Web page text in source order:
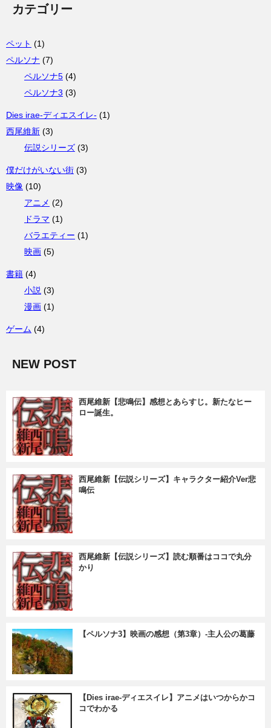
カテゴリー
ペット (1)
ペルソナ (7)
ペルソナ5 (4)
ペルソナ3 (3)
Dies irae-ディエスイレ- (1)
西尾維新 (3)
伝説シリーズ (3)
僕だけがいない街 (3)
映像 (10)
アニメ (2)
ドラマ (1)
バラエティー (1)
映画 (5)
書籍 (4)
小説 (3)
漫画 (1)
ゲーム (4)
NEW POST
西尾維新【悲鳴伝】感想とあらすじ。新たなヒー
ロー誕生。
西尾維新【伝説シリーズ】キャラクター紹介Ver悲
鳴伝
西尾維新【伝説シリーズ】読む順番はココで丸分
かり
【ペルソナ3】映画の感想（第3章）-主人公の葛藤
【Dies irae-ディエスイレ】アニメはいつからかコ
コでわかる